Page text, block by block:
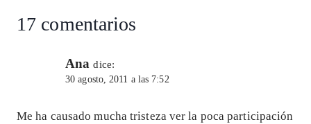
17 comentarios
Ana dice:
30 agosto, 2011 a las 7:52
Me ha causado mucha tristeza ver la poca participación